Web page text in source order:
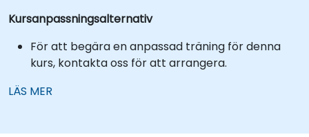
Kursanpassningsalternativ
För att begära en anpassad träning för denna
kurs, kontakta oss för att arrangera.
LÄS MER